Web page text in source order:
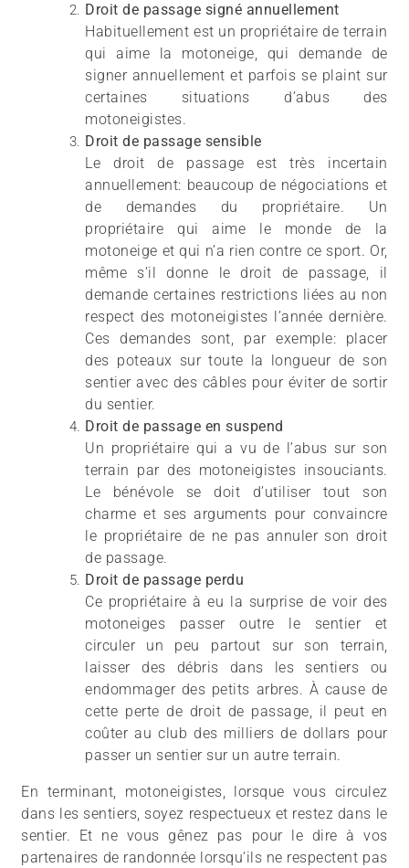
Droit de passage signé annuellement
Habituellement est un propriétaire de terrain
qui aime la motoneige, qui demande de
signer annuellement et parfois se plaint sur
certaines situations d’abus des
motoneigistes.
Droit de passage sensible
Le droit de passage est très incertain
annuellement: beaucoup de négociations et
de demandes du propriétaire. Un
propriétaire qui aime le monde de la
motoneige et qui n’a rien contre ce sport. Or,
même s’il donne le droit de passage, il
demande certaines restrictions liées au non
respect des motoneigistes l’année dernière.
Ces demandes sont, par exemple: placer
des poteaux sur toute la longueur de son
sentier avec des câbles pour éviter de sortir
du sentier.
Droit de passage en suspend
Un propriétaire qui a vu de l’abus sur son
terrain par des motoneigistes insouciants.
Le bénévole se doit d’utiliser tout son
charme et ses arguments pour convaincre
le propriétaire de ne pas annuler son droit
de passage.
Droit de passage perdu
Ce propriétaire à eu la surprise de voir des
motoneiges passer outre le sentier et
circuler un peu partout sur son terrain,
laisser des débris dans les sentiers ou
endommager des petits arbres. À cause de
cette perte de droit de passage, il peut en
coûter au club des milliers de dollars pour
passer un sentier sur un autre terrain.
En terminant, motoneigistes, lorsque vous circulez
dans les sentiers, soyez respectueux et restez dans le
sentier. Et ne vous gênez pas pour le dire à vos
partenaires de randonnée lorsqu’ils ne respectent pas